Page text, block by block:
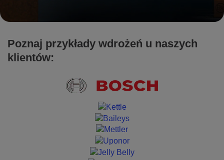
Poznaj przykłady wdrożeń u naszych
klientów: